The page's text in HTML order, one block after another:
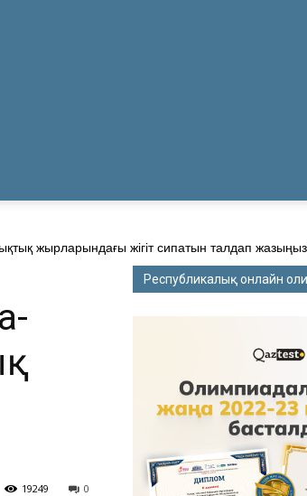
жырларындағы жігіт сипатын талдап
0
19249
Республикалық онлайн